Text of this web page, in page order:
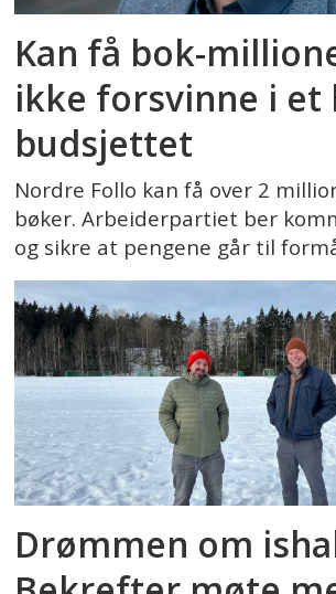
Kan få bok-
ikke forsvinne i et
budsjettet
Nordre Follo kan få over 2
bøker. Arbeiderpartiet ber
og sikre at pengene går til
Drømmen om